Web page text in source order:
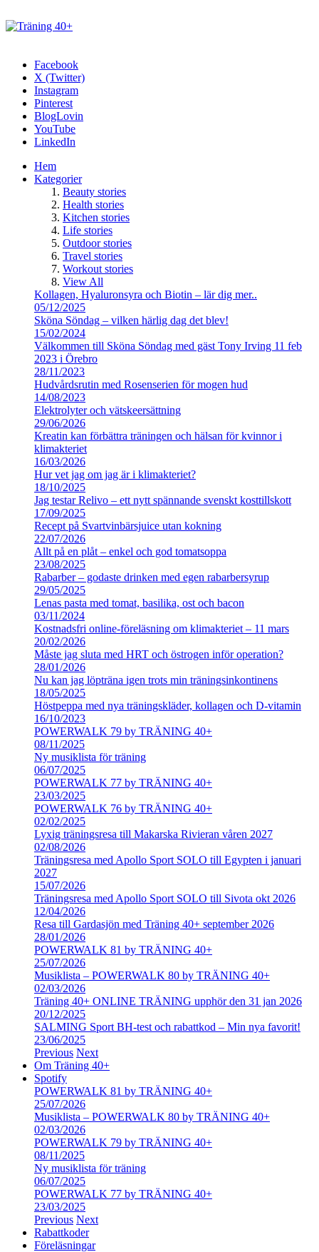
Facebook
X (Twitter)
Instagram
Pinterest
BlogLovin
YouTube
LinkedIn
Hem
Kategorier
Beauty stories
Health stories
Kitchen stories
Life stories
Outdoor stories
Travel stories
Workout stories
View All
Kollagen, Hyaluronsyra och Biotin – lär dig mer..
05/12/2025
Sköna Söndag – vilken härlig dag det blev!
15/02/2024
Välkommen till Sköna Söndag med gäst Tony Irving 11 feb
2023 i Örebro
28/11/2023
Hudvårdsrutin med Rosenserien för mogen hud
14/08/2023
Elektrolyter och vätskeersättning
29/06/2026
Kreatin kan förbättra träningen och hälsan för kvinnor i
klimakteriet
16/03/2026
Hur vet jag om jag är i klimakteriet?
18/10/2025
Jag testar Relivo – ett nytt spännande svenskt kosttillskott
17/09/2025
Recept på Svartvinbärsjuice utan kokning
22/07/2026
Allt på en plåt – enkel och god tomatsoppa
23/08/2025
Rabarber – godaste drinken med egen rabarbersyrup
29/05/2025
Lenas pasta med tomat, basilika, ost och bacon
03/11/2024
Kostnadsfri online-föreläsning om klimakteriet – 11 mars
20/02/2026
Måste jag sluta med HRT och östrogen inför operation?
28/01/2026
Nu kan jag löpträna igen trots min träningsinkontinens
18/05/2025
Höstpeppa med nya träningskläder, kollagen och D-vitamin
16/10/2023
POWERWALK 79 by TRÄNING 40+
08/11/2025
Ny musiklista för träning
06/07/2025
POWERWALK 77 by TRÄNING 40+
23/03/2025
POWERWALK 76 by TRÄNING 40+
02/02/2025
Lyxig träningsresa till Makarska Rivieran våren 2027
02/08/2026
Träningsresa med Apollo Sport SOLO till Egypten i januari
2027
15/07/2026
Träningsresa med Apollo Sport SOLO till Sivota okt 2026
12/04/2026
Resa till Gardasjön med Träning 40+ september 2026
28/01/2026
POWERWALK 81 by TRÄNING 40+
25/07/2026
Musiklista – POWERWALK 80 by TRÄNING 40+
02/03/2026
Träning 40+ ONLINE TRÄNING upphör den 31 jan 2026
20/12/2025
SALMING Sport BH-test och rabattkod – Min nya favorit!
23/06/2025
Previous Next
Om Träning 40+
Spotify
POWERWALK 81 by TRÄNING 40+
25/07/2026
Musiklista – POWERWALK 80 by TRÄNING 40+
02/03/2026
POWERWALK 79 by TRÄNING 40+
08/11/2025
Ny musiklista för träning
06/07/2025
POWERWALK 77 by TRÄNING 40+
23/03/2025
Previous Next
Rabattkoder
Föreläsningar